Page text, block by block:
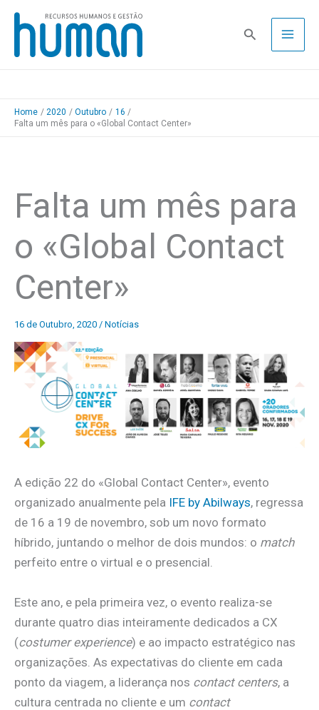
Skip
content
Pesquisa
Home 2020 Outubro
16
Falta um mês para o «Global Contact Center»
Falta um mês para
o «Global Contact
Center»
16 de Outubro, 2020 / Notícias
A edição 22 do «Global Contact Center», evento
organizado anualmente pela IFE by Abilways, regressa
de 16 a 19 de novembro, sob um novo formato
híbrido, juntando o melhor de dois mundos: o match
perfeito entre o virtual e o presencial.
Este ano, e pela primeira vez, o evento realiza-se
durante quatro dias inteiramente dedicados a CX
(costumer experience) e ao impacto estratégico nas
organizações. As expectativas do cliente em cada
ponto da viagem, a liderança nos contact centers, a
cultura centrada no cliente e um contact